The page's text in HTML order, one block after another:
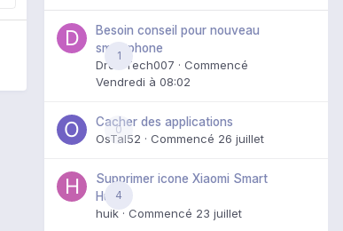
1
Besoin conseil pour nouveau
smartphone
DroidTech007 · Commencé
Vendredi à 08:02
0
Cacher des applications
OsTal52 · Commencé 26 juillet
4
Supprimer icone Xiaomi Smart
Hub
huik · Commencé 23 juillet